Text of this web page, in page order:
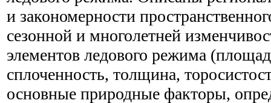
и закономерности
сезонной и многолетней
элементов ледового режима
сплоченность, толщина,
основные природные факторы,